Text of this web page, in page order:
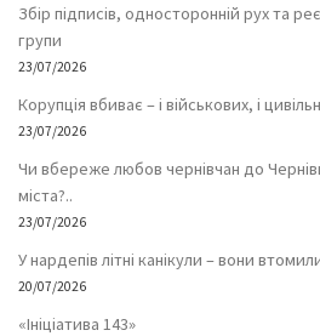
Збір підписів, односторонній рух та
групи
23/07/2026
Корупція вбиває – і військових, і
23/07/2026
Чи вбереже любов чернівчан до
міста?..
23/07/2026
У нардепів літні канікули – вони
20/07/2026
«Ініціатива 143»